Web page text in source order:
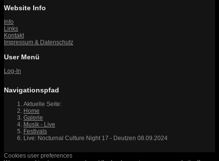
Website Info
Info
Links
Kontakt
Impressum & Datenschutz
User Menü
Log-In
Navigationspfad
Aktuelle Seite:
Home
Galerie
Musik - Live
Festivals
Live: Nocturnal Culture Night 17 - Deutzen 08.09.2024
Cookies user preferences